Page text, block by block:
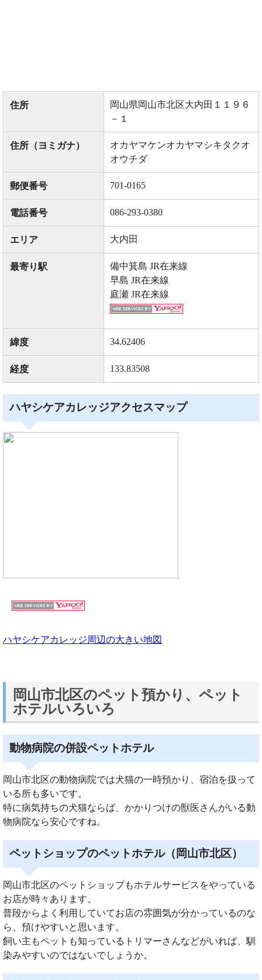
住所
岡山県岡山市北区大内田１１９６
－１
住所（ヨミガナ）
オカヤマケンオカヤマシキタクオ
オウチダ
郵便番号 701-0165
電話番号 086-293-0380
エリア 大内田
最寄り駅
備中箕島 JR在来線
早島 JR在来線
庭瀬 JR在来線
緯度 34.62406
経度 133.83508
ハヤシケアカレッジアクセスマップ
ハヤシケアカレッジ周辺の大きい地図
岡山市北区のペット預かり、ペット
ホテルいろいろ
動物病院の併設ペットホテル
岡山市北区の動物病院では犬猫の一時預かり、宿泊を扱って
いる所も多いです。
特に病気持ちの犬猫ならば、かかりつけの獣医さんがいる動
物病院なら安心ですね。
ペットショップのペットホテル（岡山市北区）
岡山市北区のペットショップもホテルサービスをやっている
お店が時々あります。
普段からよく利用していてお店の雰囲気が分かっているのな
ら、預けやすいと思います。
飼い主もペットも知っているトリマーさんなどがいれば、馴
染みやすいのではないでしょうか。